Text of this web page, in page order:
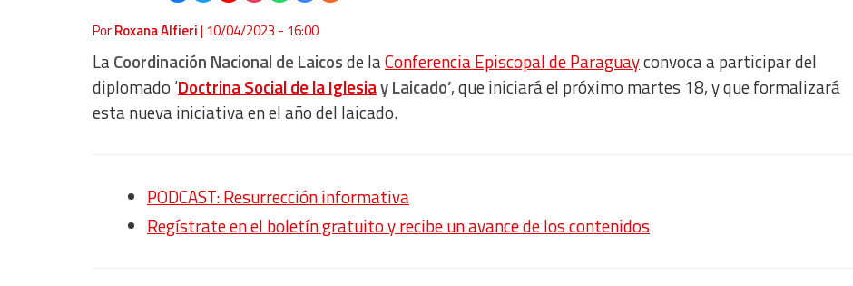
PorRoxana Alfieri| 10/04/2023 - 16:00
LaCoordinación Nacional de Laicosde laConferencia Episcopal de Paraguayconvoca a participar del
diplomado ‘Doctrina Social de la Iglesiay Laicado’, que iniciará el próximo martes 18, y que formalizará
esta nueva iniciativa en el año del laicado.
PODCAST: Resurrección informativa
Regístrate en el boletín gratuito y recibe un avance de los contenidos